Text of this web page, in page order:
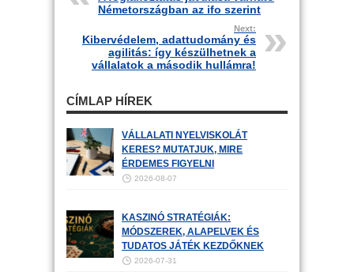
Németországban az ifo szerint
Next:
Kibervédelem, adattudomány és
agilitás: így készülhetnek a
vállalatok a második hullámra!
CÍMLAP HÍREK
VÁLLALATI NYELVISKOLÁT
KERES? MUTATJUK, MIRE
ÉRDEMES FIGYELNI
2026-08-07
KASZINÓ STRATÉGIÁK:
MÓDSZEREK, ALAPELVEK ÉS
TUDATOS JÁTÉK KEZDŐKNEK
2026-07-31